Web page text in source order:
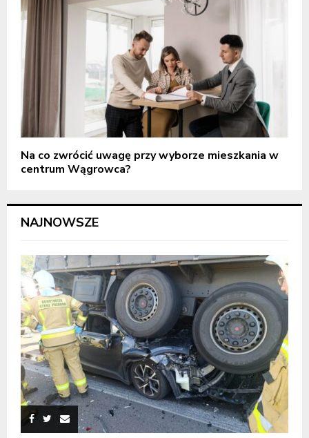
Na co zwrócić uwagę przy wyborze mieszkania w
centrum Wągrowca?
NAJNOWSZE